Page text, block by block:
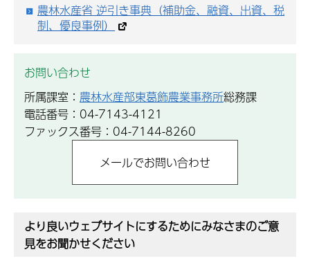
農林水産省 逆引き事典（補助金、融資、出資、税
制、優良事例）
お問い合わせ
所属課室： 農林水産部東葛飾農業事務所総務課
電話番号：04-7143-4121
ファックス番号：04-7144-8260
より良いウェブサイトにするためにみなさまのご意
見をお聞かせください